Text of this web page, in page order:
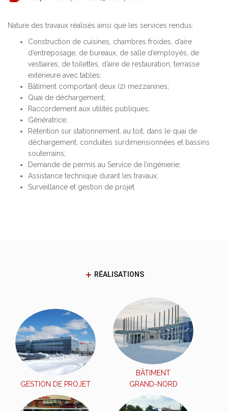
Nature des travaux réalisés ainsi que les services rendus:
Construction de cuisines, chambres froides, d’aire
d’entreposage, de bureaux, de salle d’employés, de
vestiaires, de toilettes, d’aire de restauration, terrasse
extérieure avec tables;
Bâtiment comportant deux (2) mezzanines;
Quai de déchargement;
Raccordement aux utilités publiques;
Génératrice;
Rétention sur stationnement, au toit, dans le quai de
déchargement, conduites surdimensionnées et bassins
souterrains;
Demande de permis au Service de l’ingénierie;
Assistance technique durant les travaux;
Surveillance et gestion de projet.
RÉALISATIONS
GESTION DE PROJET
BÂTIMENT
GRAND-NORD